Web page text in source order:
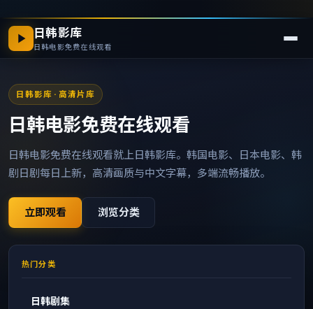
日韩影库
日韩电影免费在线观看
日韩影库 · 高清片库
日韩电影免费在线观看
日韩电影免费在线观看就上日韩影库。韩国电影、日本电影、韩
剧日剧每日上新，高清画质与中文字幕，多端流畅播放。
立即观看 浏览分类
热门分类
日韩剧集